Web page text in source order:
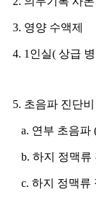
3. 영양 수액
4. 1인실( 상급
5. 초음파 진단비
a. 연부 초음
b. 하지 정맥류
c. 하지 정맥류